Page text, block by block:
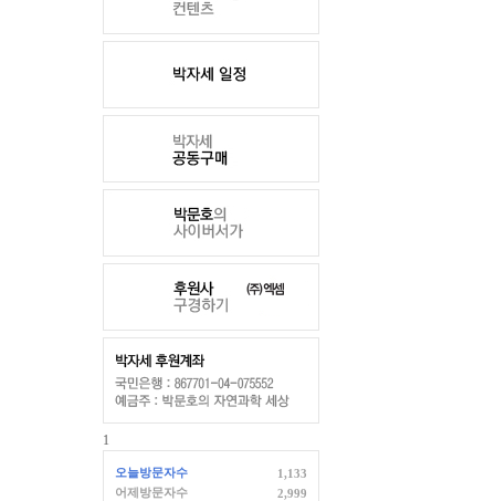
1
오늘방문자수
1,133
어제방문자수
2,999